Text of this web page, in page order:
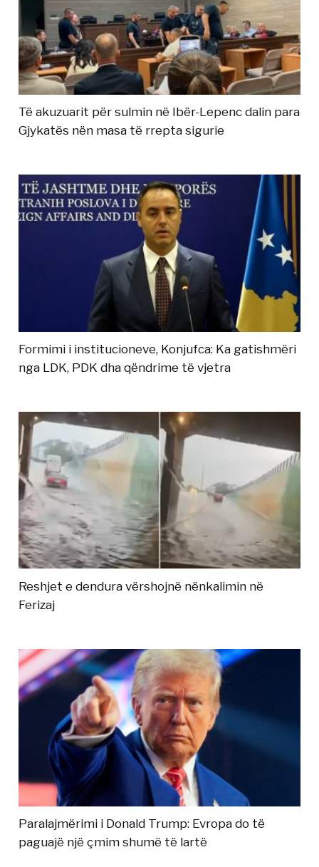
Të akuzuarit për sulmin në Ibër-Lepenc dalin para
Gjykatës nën masa të rrepta sigurie
Formimi i institucioneve, Konjufca: Ka gatishmëri
nga LDK, PDK dha qëndrime të vjetra
Reshjet e dendura vërshojnë nënkalimin në
Ferizaj
Paralajmërimi i Donald Trump: Evropa do të
paguajë një çmim shumë të lartë